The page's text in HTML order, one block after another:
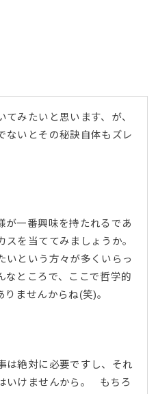
みたいと思います、が、
ないとその秘訣自体もズレ
が一番興味を持たれるであ
を当ててみましょうか。
いという方々が多くいらっ
なところで、ここで哲学的
ませんからね(笑)。
は絶対に必要ですし、それ
いけませんから。 もちろ